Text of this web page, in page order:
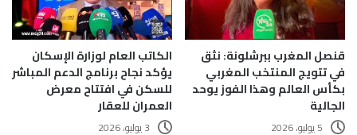
قنصل المغرب ببرشلونة: نثق
في تتويج المنتخب المغربي
بكأس العالم وهذا الفوز يوحد
الجالية
5 يوليو، 2026
الكاتب العام لوزارة الإسكان
يؤكد نجاح برنامج الدعم المباشر
للسكن في افتتاح معرض
العمران للعقار
3 يوليو، 2026